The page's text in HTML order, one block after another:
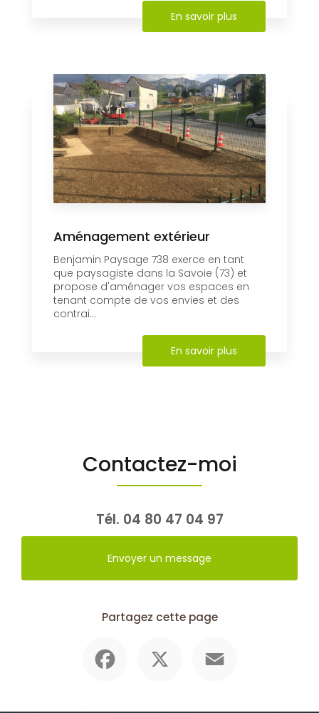
En savoir plus
Aménagement extérieur
Benjamin Paysage 738 exerce en tant
que paysagiste dans la Savoie (73) et
propose d'aménager vos espaces en
tenant compte de vos envies et des
contrai...
En savoir plus
Contactez-moi
Tél. 04 80 47 04 97
Envoyer un message
Partagez cette page